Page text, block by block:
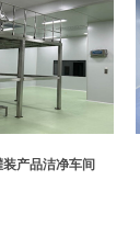
产品洁净车间